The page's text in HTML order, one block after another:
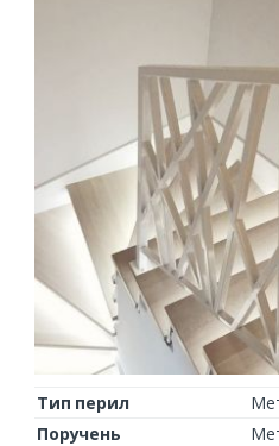
Тип перил
Поручень